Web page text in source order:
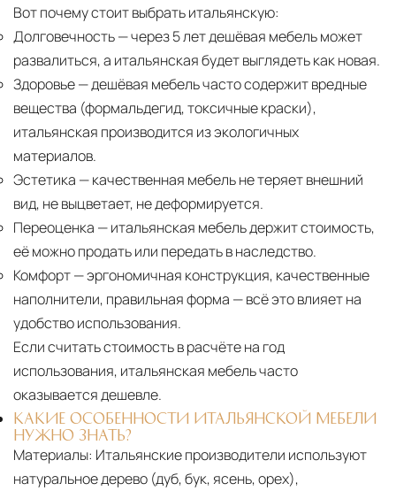
Вот почему стоит выбрать итальянскую:
Долговечность— через 5 лет дешёвая мебель может
развалиться, а итальянская будет выглядеть как новая.
Здоровье— дешёвая мебель часто содержит вредные
вещества (формальдегид, токсичные краски),
итальянская производится из экологичных
материалов.
Эстетика — качественная мебель не теряет внешний
вид, не выцветает, не деформируется.
Переоценка — итальянская мебель держит стоимость,
её можно продать или передать в наследство.
Комфорт— эргономичная конструкция, качественные
наполнители, правильная форма — всё это влияет на
удобство использования.
Если считать стоимость в расчёте на год
использования, итальянская мебель часто
оказывается дешевле.
КАКИЕ ОСОБЕННОСТИ ИТАЛЬЯНСКОЙ МЕБЕЛИ
НУЖНО ЗНАТЬ?
Материалы: Итальянские производители используют
натуральное дерево (дуб, бук, ясень, орех),